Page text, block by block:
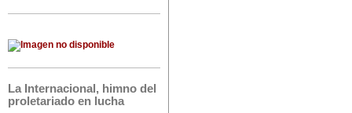
La Internacional, himno del
proletariado en lucha